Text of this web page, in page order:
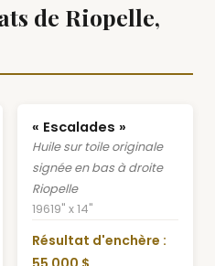
de Riopelle,
« Escalades »
Huile sur toile originale
signée en bas à droite
Riopelle
19619" x 14"
Résultat d'enchère :